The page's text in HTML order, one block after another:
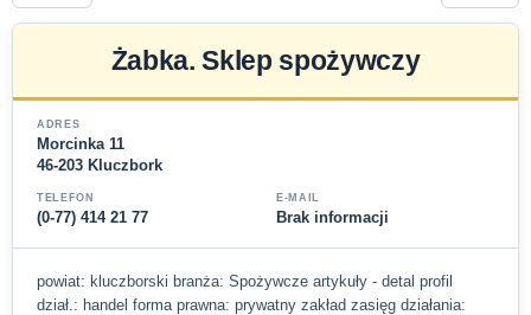
Żabka. Sklep spożywczy
ADRES
Morcinka 11
46-203 Kluczbork
TELEFON
(0-77) 414 21 77
E-MAIL
Brak informacji
powiat: kluczborski branża: Spożywcze artykuły - detal profil
dział.: handel forma prawna: prywatny zakład zasięg działania: